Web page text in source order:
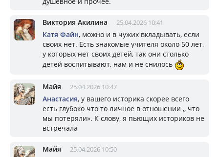
Виктория Акилина 25.04.2026 10:41
Катя Файн, можно и в чужих вкладывать, если
своих нет. Есть знакомые учителя около 50 лет,
у которых нет своих детей, так они столько
детей воспитывают, нам и не снилось
Майя 25.04.2026 10:47
Анастасия, у вашего историка скорее всего
есть глубоко что то личное в отношении ,, что
мы потеряли». К слову, я пьющих историков не
встречала
Майя 25.04.2026 10:50